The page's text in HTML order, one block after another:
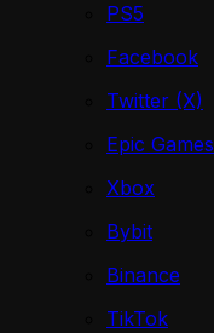
PS5
Facebook
Twitter (X)
Epic Games
Xbox
Bybit
Binance
TikTok